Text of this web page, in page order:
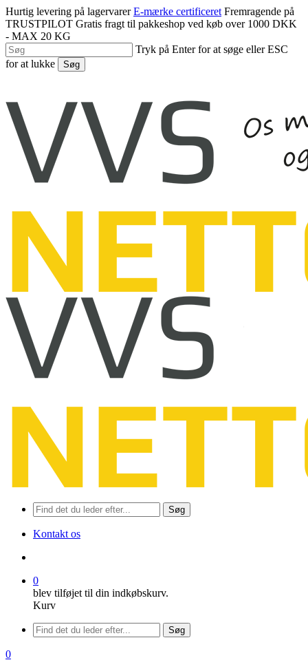
Spring
til
hovedindhold
Hurtig levering på lagervarer E-mærke certificeret Fremragende på
TRUSTPILOT Gratis fragt til pakkeshop ved køb over 1000 DKK
- MAX 20 KG
Tryk på Enter for at søge eller ESC
for at lukke
Søg
Søg
Kontakt os
0
blev tilføjet til din indkøbskurv.
Kurv
Menu
Søg
søge
0